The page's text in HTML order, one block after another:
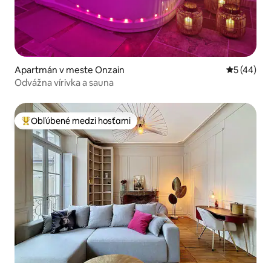
Apartmán v meste Onzain
5 (44)
Odvážna vírivka a sauna
Najobľúbenejšie medzi hosťami
Obľúbené medzi hosťami